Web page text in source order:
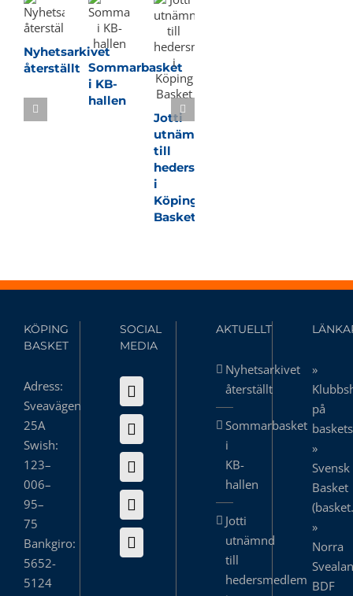
Nyhetsarkivet
återställt Sommarbasket
i KB-
hallen
Jotti
utnämnd
till
hedersmedlem
i
Köping
Basket
KÖPING
BASKET
Adress:
Sveavägen
25A
Swish:
123–
006–
95–
75
Bankgiro:
5652-
5124
SOCIAL
MEDIA
AKTUELLT
Nyhetsarkivet
återställt
Sommarbasket
i
KB-
hallen
Jotti
utnämnd
till
hedersmedlem
»
på
»
Svensk
Basket
»
Norra
BDF